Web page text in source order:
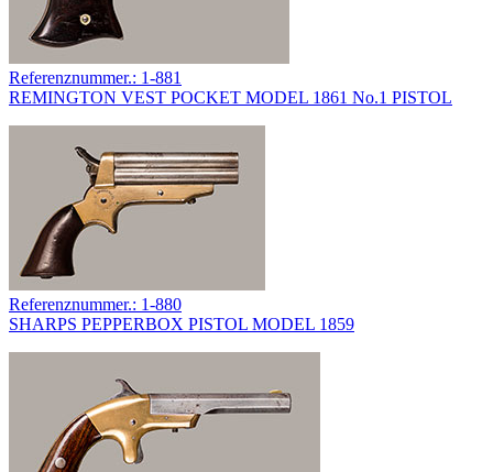
Referenznummer.: 1-881
REMINGTON VEST POCKET MODEL 1861 No.1 PISTOL
Referenznummer.: 1-880
SHARPS PEPPERBOX PISTOL MODEL 1859